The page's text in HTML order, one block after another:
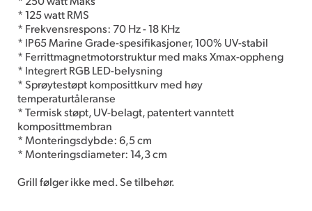
* 125 watt RMS
* Frekvensrespons: 70 Hz - 18 KHz
* IP65 Marine Grade-spesifikasjoner, 100% UV-stabil
* Ferrittmagnetmotorstruktur med maks Xmax-oppheng
* Integrert RGB LED-belysning
* Sprøytestøpt komposittkurv med høy
temperaturtåleranse
* Termisk støpt, UV-belagt, patentert vanntett
komposittmembran
* Monteringsdybde: 6,5 cm
* Monteringsdiameter: 14,3 cm
Grill følger ikke med. Se tilbehør.